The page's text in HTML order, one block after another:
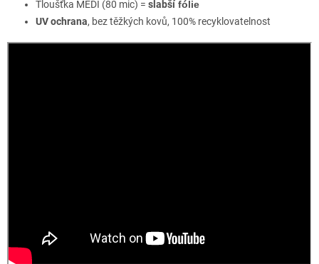
Tloušťka MEDI (80 mic) = slabší fólie
UV ochrana, bez těžkých kovů, 100% recyklovatelnost